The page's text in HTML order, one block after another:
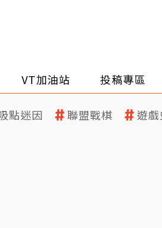
VT加油站 投稿專區
點迷因 聯盟戰棋 遊